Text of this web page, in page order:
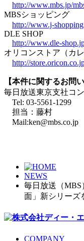
http://www.mbs.jp/
MBSショッピング
http://www.j-
DLE SHOP
http://www.dle-
オリコンストア（カレ
http://
【本件に関するお問
毎日放送東京支社コ
Tel: 03-5561-1299
担当：藤村
Mail:ken@mbs.co.jp
NEWS
毎日放送（
面」新シリーズ
COMPANY